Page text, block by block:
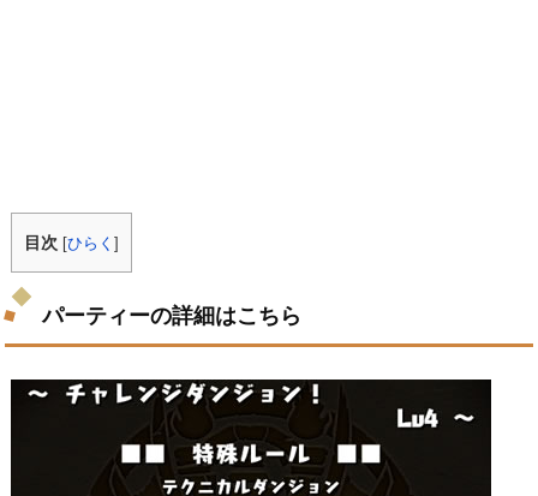
目次 [ひらく]
パーティーの詳細はこちら